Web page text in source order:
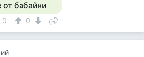
от бабайки
0 0